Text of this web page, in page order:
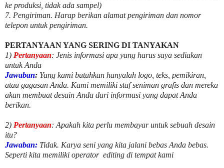
ke produksi, tidak ada sampel)
7. Pengiriman. Harap berikan alamat pengiriman dan nomor
telepon untuk pengiriman.
PERTANYAAN YANG SERING DI TANYAKAN
1) Pertanyaan: Jenis informasi apa yang harus saya sediakan
untuk Anda
Jawaban: Yang kami butuhkan hanyalah logo, teks, pemikiran,
atau gagasan Anda. Kami memiliki staf seniman grafis dan mereka
akan membuat desain Anda dari informasi yang dapat Anda
berikan.
2) Pertanyaan: Apakah kita perlu membayar untuksebuah desain
itu?
Jawaban: Tidak. Karya seni yang kita jalani bebas Anda bebas.
Seperti kita memiliki operator editing di tempat kami